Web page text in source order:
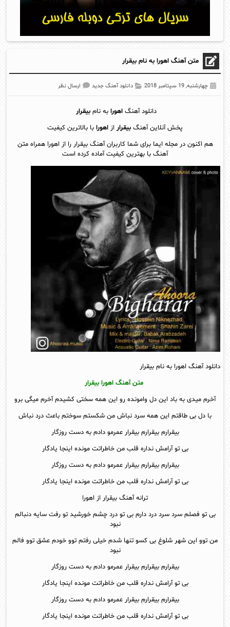
متن آهنگ اهورا به نام بیقرار
چهارشنبه, 19 سپتامبر 2018 دانلود آهنگ جدید ارسال نظر
دانلود آهنگاهورا به نامبیقرار
پخش آنلاين آهنگ بیقرار از اهورا با بالاترین کیفیت
هم اکنون در مجله ایما برای شما کاربران آهنگ بیقرار را از اهورا همراه متن
آهنگ با بهترین کیفیت آماده کرده است
دانلود آهنگ اهورا به نام بیقرار
متن آهنگ اهورا بیقرار
آخرم میدی به باد این دل وامونده رو این همه سختی کشیدم آخرم میگی برو
با دل بی طاقتم این همه سرد نباش من شکستم سوختم باعث درد نباش
بیقرارم بیقرارم بیقرار عمرمو دادم به دست روزگار
بی تو آرامش نداره قلب من خاطراتت مونده اینجا یادگار
بیقرارم بیقرارم بیقرار عمرمو دادم به دست روزگار
بی تو آرامش نداره قلب من خاطراتت مونده اینجا یادگار
ترانه آهنگ بیقرار از اهورا
بی تو فصلم سرد سرد درد دارم بی تو درد چشم خورشید تو رفت سایه دنبالم
نبود
من توو این شهر شلوغ بی کسو تنها شدم خیلی رفتم توو خودم عشق توو فالم
نبود
بیقرارم بیقرارم بیقرار عمرمو دادم به دست روزگار
بی تو آرامش نداره قلب من خاطراتت مونده اینجا یادگار
بیقرارم بیقرارم بیقرار عمرمو دادم به دست روزگار
بی تو آرامش نداره قلب من خاطراتت مونده اینجا یادگار